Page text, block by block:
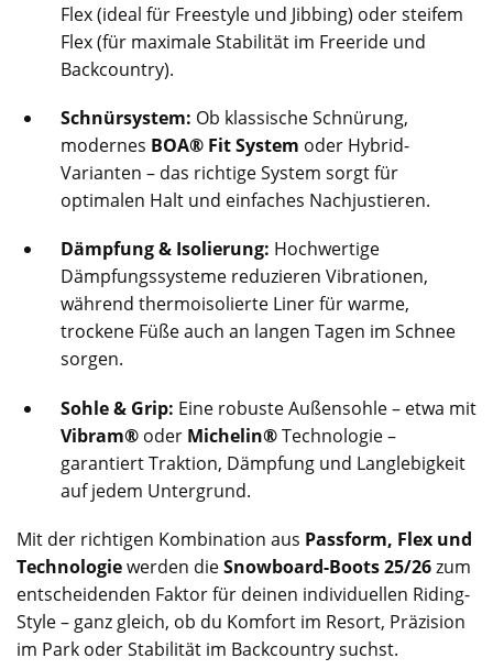
Flex (ideal für Freestyle und Jibbing) oder steifem
Flex (für maximale Stabilität im Freeride und
Backcountry).
Schnürsystem: Ob klassische Schnürung,
modernes BOA® Fit System oder Hybrid-
Varianten – das richtige System sorgt für
optimalen Halt und einfaches Nachjustieren.
Dämpfung & Isolierung: Hochwertige
Dämpfungssysteme reduzieren Vibrationen,
während thermoisolierte Liner für warme,
trockene Füße auch an langen Tagen im Schnee
sorgen.
Sohle & Grip: Eine robuste Außensohle – etwa mit
Vibram® oder Michelin®Technologie –
garantiert Traktion, Dämpfung und Langlebigkeit
auf jedem Untergrund.
Mit der richtigen Kombination aus Passform, Flex und
Technologiewerden dieSnowboard-Boots 25/26zum
entscheidenden Faktor für deinen individuellen Riding-
Style – ganz gleich, ob du Komfort im Resort, Präzision
im Park oder Stabilität im Backcountry suchst.